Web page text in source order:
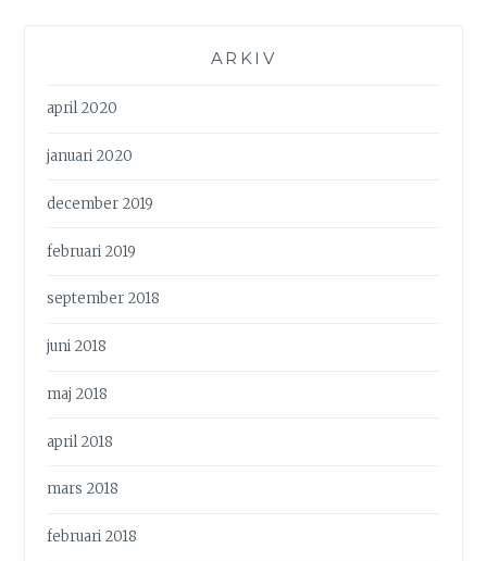
ARKIV
april 2020
januari 2020
december 2019
februari 2019
september 2018
juni 2018
maj 2018
april 2018
mars 2018
februari 2018